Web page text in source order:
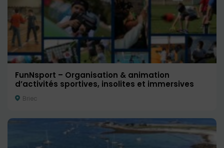
FunNsport – Organisation & animation
d’activités sportives, insolites et immersives
Briec